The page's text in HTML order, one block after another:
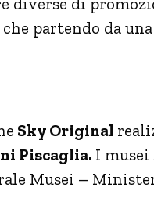
partendo da
Sky Original
Piscaglia. I
Musei –